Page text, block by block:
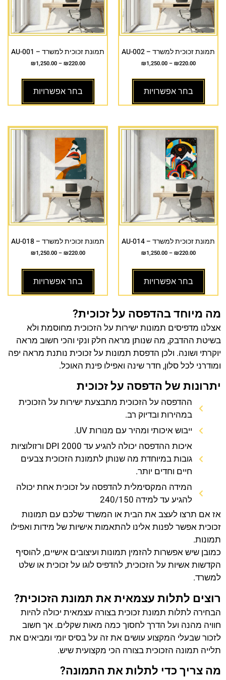
תמונת זכוכית למשרד – AU-002
₪220.00
–
₪1,250.00
בחר אפשרויות
תמונת זכוכית למשרד – AU-001
₪220.00
–
₪1,250.00
בחר אפשרויות
תמונת זכוכית למשרד – AU-014
₪220.00
–
₪1,250.00
בחר אפשרויות
תמונת זכוכית למשרד – AU-018
₪220.00
–
₪1,250.00
בחר אפשרויות
מה מיוחד בהדפסה על זכוכית?
אצלנו מדפיסים תמונות ישירות על הזכוכית מחוסמת ולא
בשיטת ההדבק, מה שנותן מראה חלק ונקי והכי חשוב מראה
יוקרתי ושונה. ולכן הדפסת תמונות על זכוכית נותנת מראה יפה
ומודרני לכל סלון, חדר שינה ואפילו פינת האוכל.
יתרונות של הדפסה על זכוכית
ההדפסה על הזכוכית מתבצעת ישירות על הזכוכית
במהירות ובדיוק רב.
ייבוש איכותי ומהיר עם מנורות UV.
איכות ההדפסה יכולה להגיע עד 2000 DPI ורזולוציות
גובות במיוחדת מה שנותן לתמונת הזכוכית צבעים
חיים וחדים יותר.
המידה המקסימלית להדפסה על זכוכית אחת יכולה
להגיע עד למידה 240/150
אז אם תרצו לעצב את הבית או המשרד שלכם עם תמונות
זכוכית אפשר לפנות אלינו להתאמות אישיות של מידות ואפילו
תמונות.
כמובן שיש אפשרות להזמין תמונות ועיצובים אישיים, להוסיף
הקדשות אשיות על הזכוכית, להדפיס לוגו על זכוכית או שלט
למשרד.
רוצים לתלות עצמאית את תמונת הזכוכית?
הבחירה לתלות תמונת זכוכית בצורה עצמאית יכולה להיות
חוויה מהנה ועל הדרך לחסוך כמה מאות שקלים. אך חשוב
לזכור שבעלי המקצוע עושים את זה על בסיס יומי ומביאים את
תלייה תמונה הזכוכית בצורה הכי מקצועית שיש.
מה צריך כדי לתלות את התמונה?